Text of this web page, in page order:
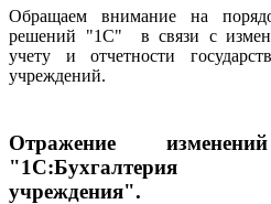
Обращаем внимание на
решений "1С" в связи с
учету и отчетности
учреждений.
Отражение
"1С:Бухгалтерия
учреждения".